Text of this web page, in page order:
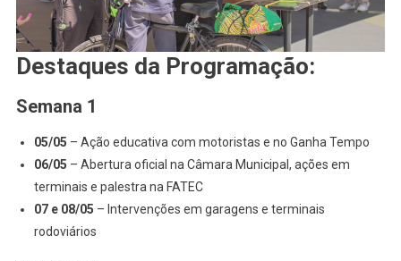
Destaques da Programação:
Semana 1
05/05 – Ação educativa com motoristas e no Ganha Tempo
06/05 – Abertura oficial na Câmara Municipal, ações em
terminais e palestra na FATEC
07 e 08/05 – Intervenções em garagens e terminais
rodoviários